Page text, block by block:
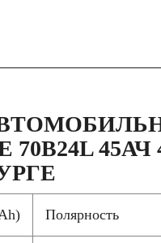
70B24L 45АЧ
Полярность